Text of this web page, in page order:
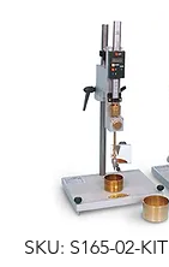
SKU: S165-02-KIT